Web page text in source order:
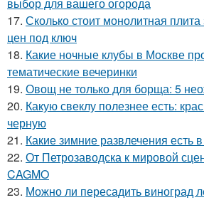
17. Сколько стоит монолитная
цен под ключ
18. Какие ночные клубы в Москве
тематические вечеринки
19. Овощ не только для борща: 5
20. Какую свеклу полезнее есть:
черную
21. Какие зимние развлечения есть
22. От Петрозаводска к мировой
CAGMO
23. Можно ли пересадить виноград